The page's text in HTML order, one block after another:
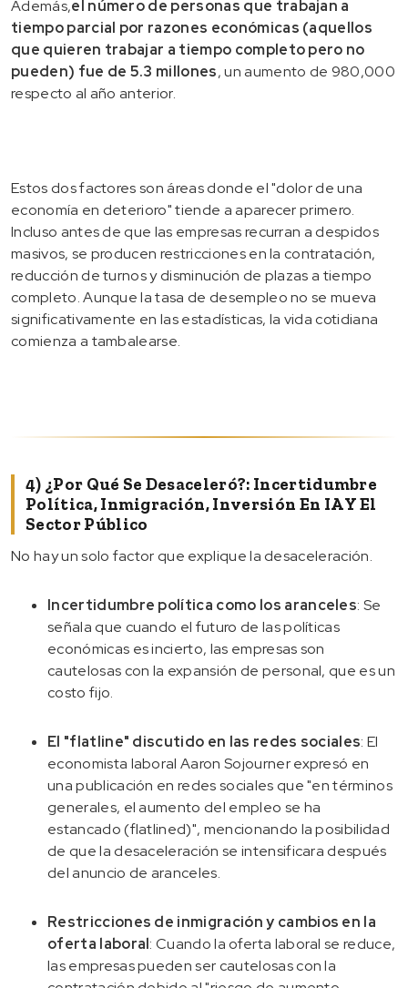
Además,el número de personas que trabajan a
tiempo parcial por razones económicas (aquellos
que quieren trabajar a tiempo completo pero no
pueden) fue de 5.3 millones, un aumento de 980,000
respecto al año anterior.
Estos dos factores son áreas donde el "dolor de una
economía en deterioro" tiende a aparecer primero.
Incluso antes de que las empresas recurran a despidos
masivos, se producen restricciones en la contratación,
reducción de turnos y disminución de plazas a tiempo
completo. Aunque la tasa de desempleo no se mueva
significativamente en las estadísticas, la vida cotidiana
comienza a tambalearse.
4) ¿Por Qué Se Desaceleró?: Incertidumbre
Política, Inmigración, Inversión En IA Y El
Sector Público
No hay un solo factor que explique la desaceleración.
Incertidumbre política como los aranceles: Se
señala que cuando el futuro de las políticas
económicas es incierto, las empresas son
cautelosas con la expansión de personal, que es un
costo fijo.
El "flatline" discutido en las redes sociales: El
economista laboral Aaron Sojourner expresó en
una publicación en redes sociales que "en términos
generales, el aumento del empleo se ha
estancado (flatlined)", mencionando la posibilidad
de que la desaceleración se intensificara después
del anuncio de aranceles.
Restricciones de inmigración y cambios en la
oferta laboral: Cuando la oferta laboral se reduce,
las empresas pueden ser cautelosas con la